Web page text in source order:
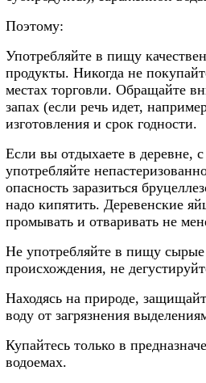
Поэтому:
Употребляйте в пищу
продукты. Никогда не
местах торговли. Обращайте
запах (если речь идет,
изготовления и срок годности.
Если вы отдыхаете в деревне,
употребляйте
опасность заразиться
надо кипятить. Деревенские
промывать и отваривать не
Не употребляйте в пищу
происхождения, не
Находясь на природе,
воду от загрязнения
Купайтесь только в
водоемах.